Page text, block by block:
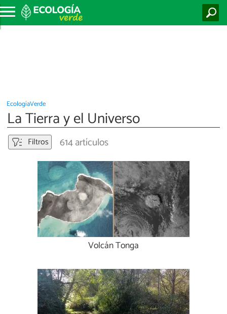
EcologíaVerde
La Tierra y el Universo
Filtros 614 artículos
Volcán Tonga